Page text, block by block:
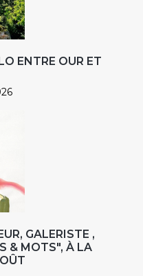
ENTRE OUR ET
GALERISTE ,
& MOTS", À LA